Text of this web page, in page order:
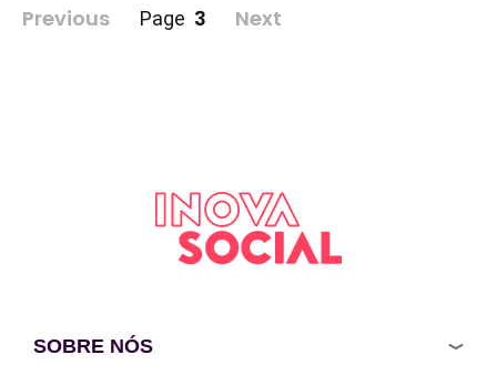
Paginação
Previous Page 3 Next
SOBRE NÓS